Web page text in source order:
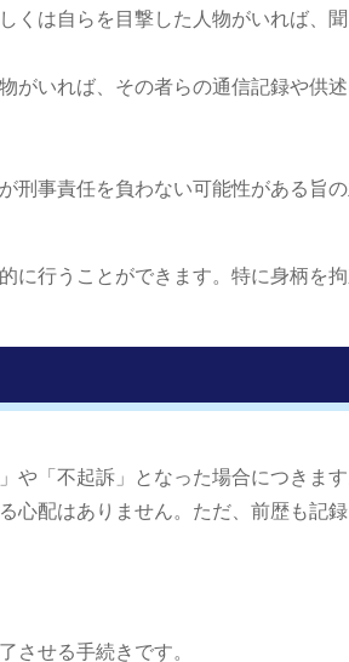
くは自らを目撃した人物がいれば、聞
がいれば、その者らの通信記録や供
刑事責任を負わない可能性がある旨
に行うことができます。特に身柄を
や「不起訴」となった場合につきます
心配はありません。ただ、前歴も記
させる手続きです。